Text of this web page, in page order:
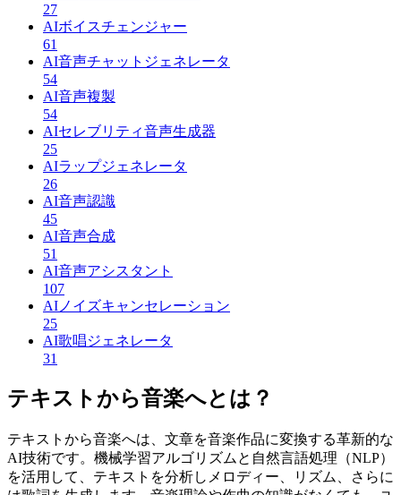
27
AIボイスチェンジャー
61
AI音声チャットジェネレータ
54
AI音声複製
54
AIセレブリティ音声生成器
25
AIラップジェネレータ
26
AI音声認識
45
AI音声合成
51
AI音声アシスタント
107
AIノイズキャンセレーション
25
AI歌唱ジェネレータ
31
テキストから音楽へとは？
テキストから音楽へは、文章を音楽作品に変換する革新的な
AI技術です。機械学習アルゴリズムと自然言語処理（NLP）
を活用して、テキストを分析しメロディー、リズム、さらに